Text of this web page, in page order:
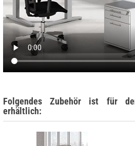
Folgendes Zubehör ist für
erhältlich: